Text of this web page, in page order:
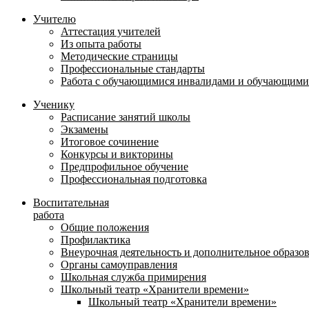
Учителю
Аттестация учителей
Из опыта работы
Методические страницы
Профессиональные стандарты
Работа с обучающимися инвалидами и
Ученику
Расписание занятий школы
Экзамены
Итоговое сочинение
Конкурсы и викторины
Предпрофильное обучение
Профессиональная подготовка
Воспитательная
работа
Общие положения
Профилактика
Внеурочная деятельность и дополнительное
Органы самоуправления
Школьная служба примирения
Школьный театр «Хранители времени»
Школьный театр «Хранители времени»